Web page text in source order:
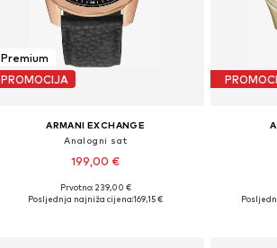
Premium
PROMOCIJA
ARMANI EXCHANGE
Analogni sat
199,00 €
Dostupne veličine: One Size
Prvotno: 239,00 €
Posljednja najniža cijena:169,15 €